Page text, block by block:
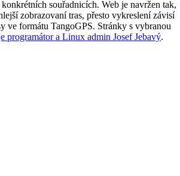
souřadnicích. Web je navržen tak,
zobrazovaní tras, přesto vykreslení závisí
ve formátu TangoGPS. Stránky s vybranou
programátor a Linux admin Josef Jebavý.